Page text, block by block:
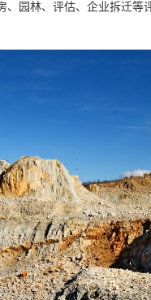
园林、评估、企业拆迁